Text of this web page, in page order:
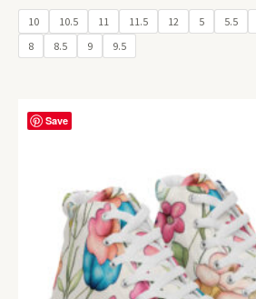
10 10.5 11 11.5 12 5 5.5
8
8.5 9 9.5
Save